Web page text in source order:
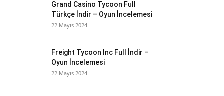
Grand Casino Tycoon Full
Türkçe İndir – Oyun İncelemesi
22 Mayıs 2024
Freight Tycoon Inc Full İndir –
Oyun İncelemesi
22 Mayıs 2024